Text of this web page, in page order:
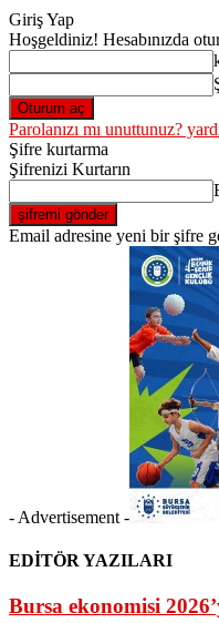
Giriş Yap
Hoşgeldiniz! Hesabınızda
Parolanızı mı unuttunuz?
Şifre kurtarma
Şifrenizi Kurtarın
Email adresine yeni bir şifre
- Advertisement -
EDİTÖR YAZILARI
Bursa ekonomisi